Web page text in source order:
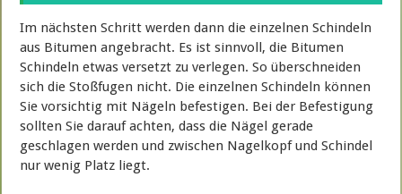
Im nächsten Schritt werden dann die einzelnen Schindeln
aus Bitumen angebracht. Es ist sinnvoll, die Bitumen
Schindeln etwas versetzt zu verlegen. So überschneiden
sich die Stoßfugen nicht. Die einzelnen Schindeln können
Sie vorsichtig mit Nägeln befestigen. Bei der Befestigung
sollten Sie darauf achten, dass die Nägel gerade
geschlagen werden und zwischen Nagelkopf und Schindel
nur wenig Platz liegt.